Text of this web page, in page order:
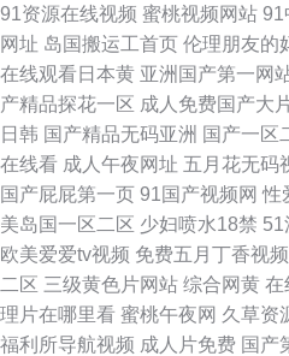
91资源在线视频 蜜桃视频网站 91
网址 岛国搬运工首页 伦理朋友的
在线观看日本黄 亚洲国产第一网
产精品探花一区 成人免费国产大
日韩 国产精品无码亚洲 国产一区
在线看 成人午夜网址 五月花无码
国产屁屁第一页 91国产视频网 性
美岛国一区二区 少妇喷水18禁 51
欧美爱爱tv视频 免费五月丁香视频
二区 三级黄色片网站 综合网黄 在
理片在哪里看 蜜桃午夜网 久草资
福利所导航视频 成人片免费 国产